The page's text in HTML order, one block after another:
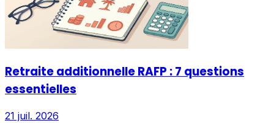
Retraite additionnelle RAFP : 7 questions
essentielles
21 juil. 2026